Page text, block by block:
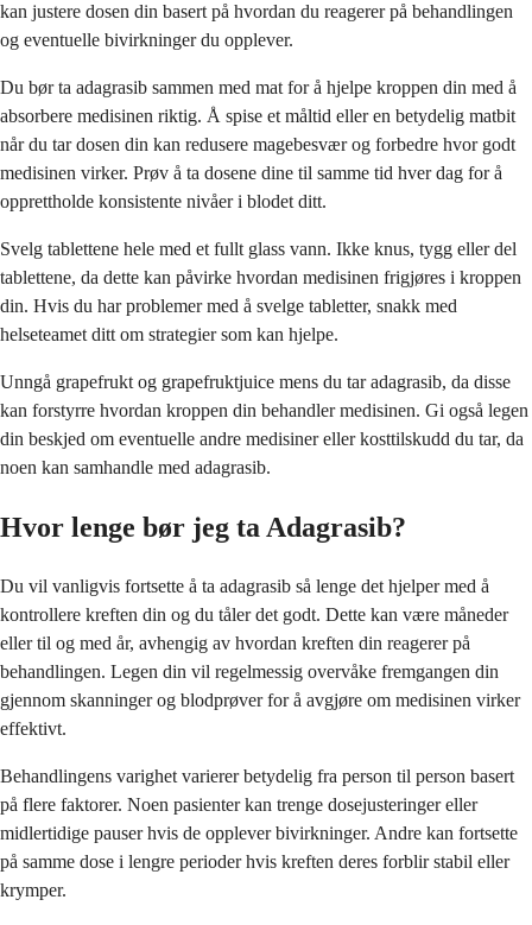
kan justere dosen din basert på hvordan du reagerer på behandlingen
og eventuelle bivirkninger du opplever.
Du bør ta adagrasib sammen med mat for å hjelpe kroppen din med å
absorbere medisinen riktig. Å spise et måltid eller en betydelig matbit
når du tar dosen din kan redusere magebesvær og forbedre hvor godt
medisinen virker. Prøv å ta dosene dine til samme tid hver dag for å
opprettholde konsistente nivåer i blodet ditt.
Svelg tablettene hele med et fullt glass vann. Ikke knus, tygg eller del
tablettene, da dette kan påvirke hvordan medisinen frigjøres i kroppen
din. Hvis du har problemer med å svelge tabletter, snakk med
helseteamet ditt om strategier som kan hjelpe.
Unngå grapefrukt og grapefruktjuice mens du tar adagrasib, da disse
kan forstyrre hvordan kroppen din behandler medisinen. Gi også legen
din beskjed om eventuelle andre medisiner eller kosttilskudd du tar, da
noen kan samhandle med adagrasib.
Hvor lenge bør jeg ta Adagrasib?
Du vil vanligvis fortsette å ta adagrasib så lenge det hjelper med å
kontrollere kreften din og du tåler det godt. Dette kan være måneder
eller til og med år, avhengig av hvordan kreften din reagerer på
behandlingen. Legen din vil regelmessig overvåke fremgangen din
gjennom skanninger og blodprøver for å avgjøre om medisinen virker
effektivt.
Behandlingens varighet varierer betydelig fra person til person basert
på flere faktorer. Noen pasienter kan trenge dosejusteringer eller
midlertidige pauser hvis de opplever bivirkninger. Andre kan fortsette
på samme dose i lengre perioder hvis kreften deres forblir stabil eller
krymper.